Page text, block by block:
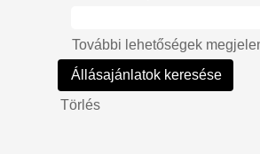
További lehetőségek
Törlés